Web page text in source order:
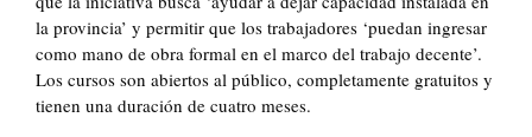
la provincia’ y permitir que los trabajadores ‘puedan ingresar
como mano de obra formal en el marco del trabajo decente’.
Los cursos son abiertos al público, completamente gratuitos y
tienen una duración de cuatro meses.